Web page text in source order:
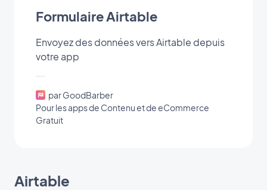
Formulaire Airtable
Envoyez des données vers Airtable depuis
votre app
par GoodBarber
Pour les apps de Contenu et de eCommerce
Gratuit
Airtable